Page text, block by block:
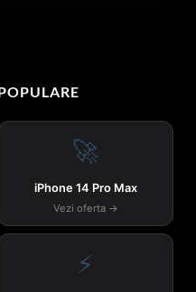
🚀
iPhone 14 Pro Max
Vezi oferta →
⚡